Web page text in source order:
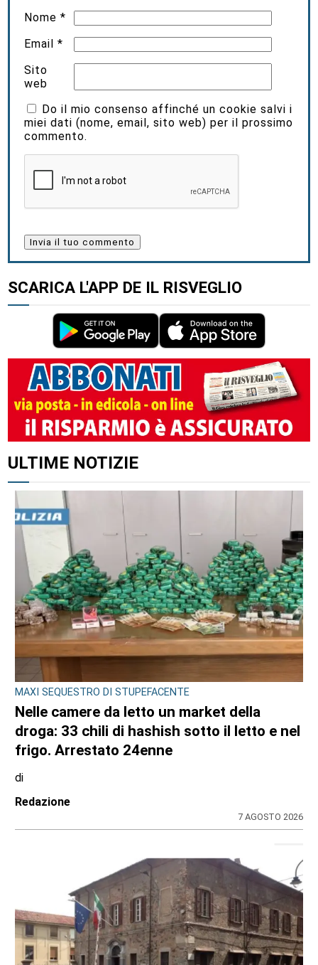
Nome*
Email*
Sito
web
Do il mio consenso affinché un cookie salvi i
miei dati (nome, email, sito web) per il prossimo
commento.
SCARICA L'APP DE IL RISVEGLIO
ULTIME NOTIZIE
MAXI SEQUESTRO DI STUPEFACENTE
Nelle camere da letto un market della
droga: 33 chili di hashish sotto il letto e nel
frigo. Arrestato 24enne
di
Redazione
7 AGOSTO 2026